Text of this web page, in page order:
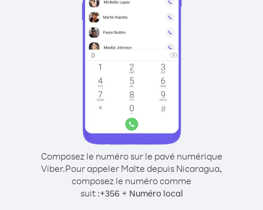
Composez le numéro sur le pavé numérique
Viber.Pour appeler Malte depuis Nicaragua,
composez le numéro comme
suit :+356 + Numéro local